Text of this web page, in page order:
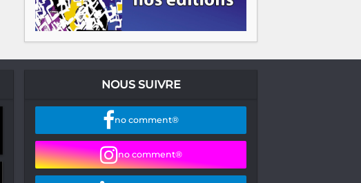
NOUS SUIVRE
no comment®
no comment®